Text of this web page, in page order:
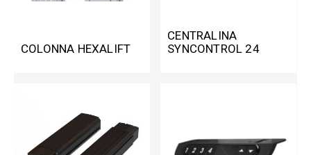
COLONNA HEXALIFT
CENTRALINA
SYNCONTROL 24